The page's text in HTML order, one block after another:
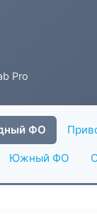
Pro
ФО
Южный ФО